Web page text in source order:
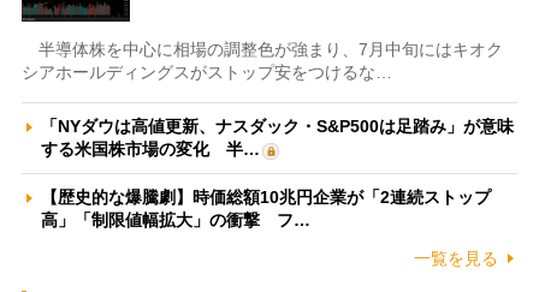
半導体株を中心に相場の調整色が強まり、7月中旬にはキオク
シアホールディングスがストップ安をつけるな…
「NYダウは高値更新、ナスダック・S&P500は足踏み」が意味
する米国株市場の変化 半…
【歴史的な爆騰劇】時価総額10兆円企業が「2連続ストップ
高」「制限値幅拡大」の衝撃 フ…
一覧を見る